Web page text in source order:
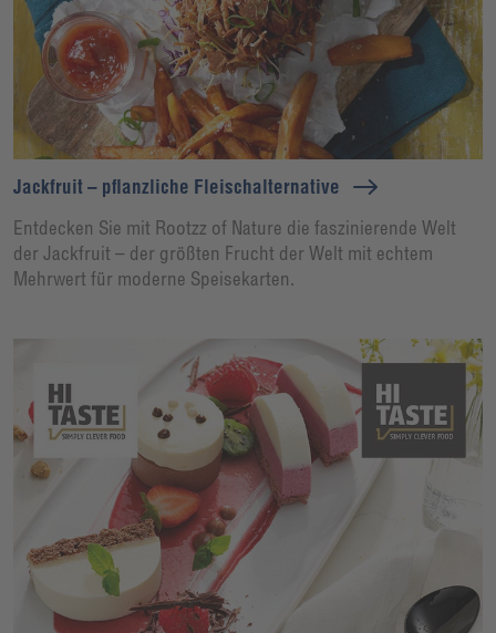
Jackfruit – pflanzliche Fleischalternative
Entdecken Sie mit Rootzz of Nature die faszinierende Welt
der Jackfruit – der größten Frucht der Welt mit echtem
Mehrwert für moderne Speisekarten.